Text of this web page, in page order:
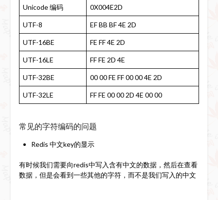
Unicode 编码 0X004E2D
UTF-8 EF BB BF 4E 2D
UTF-16BE FE FF 4E 2D
UTF-16LE FF FE 2D 4E
UTF-32BE 00 00 FE FF 00 00 4E 2D
UTF-32LE FF FE 00 00 2D 4E 00 00
常见的字符编码的问题
Redis 中文key的显示
有时候我们需要向redis中写入含有中文的数据，然后在查看
数据，但是会看到一些其他的字符，而不是我们写入的中文